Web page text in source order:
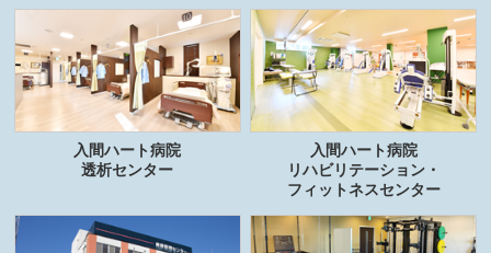
入間ハート病院
透析センター
入間ハート病院
リハビリテーション・
フィットネスセンター